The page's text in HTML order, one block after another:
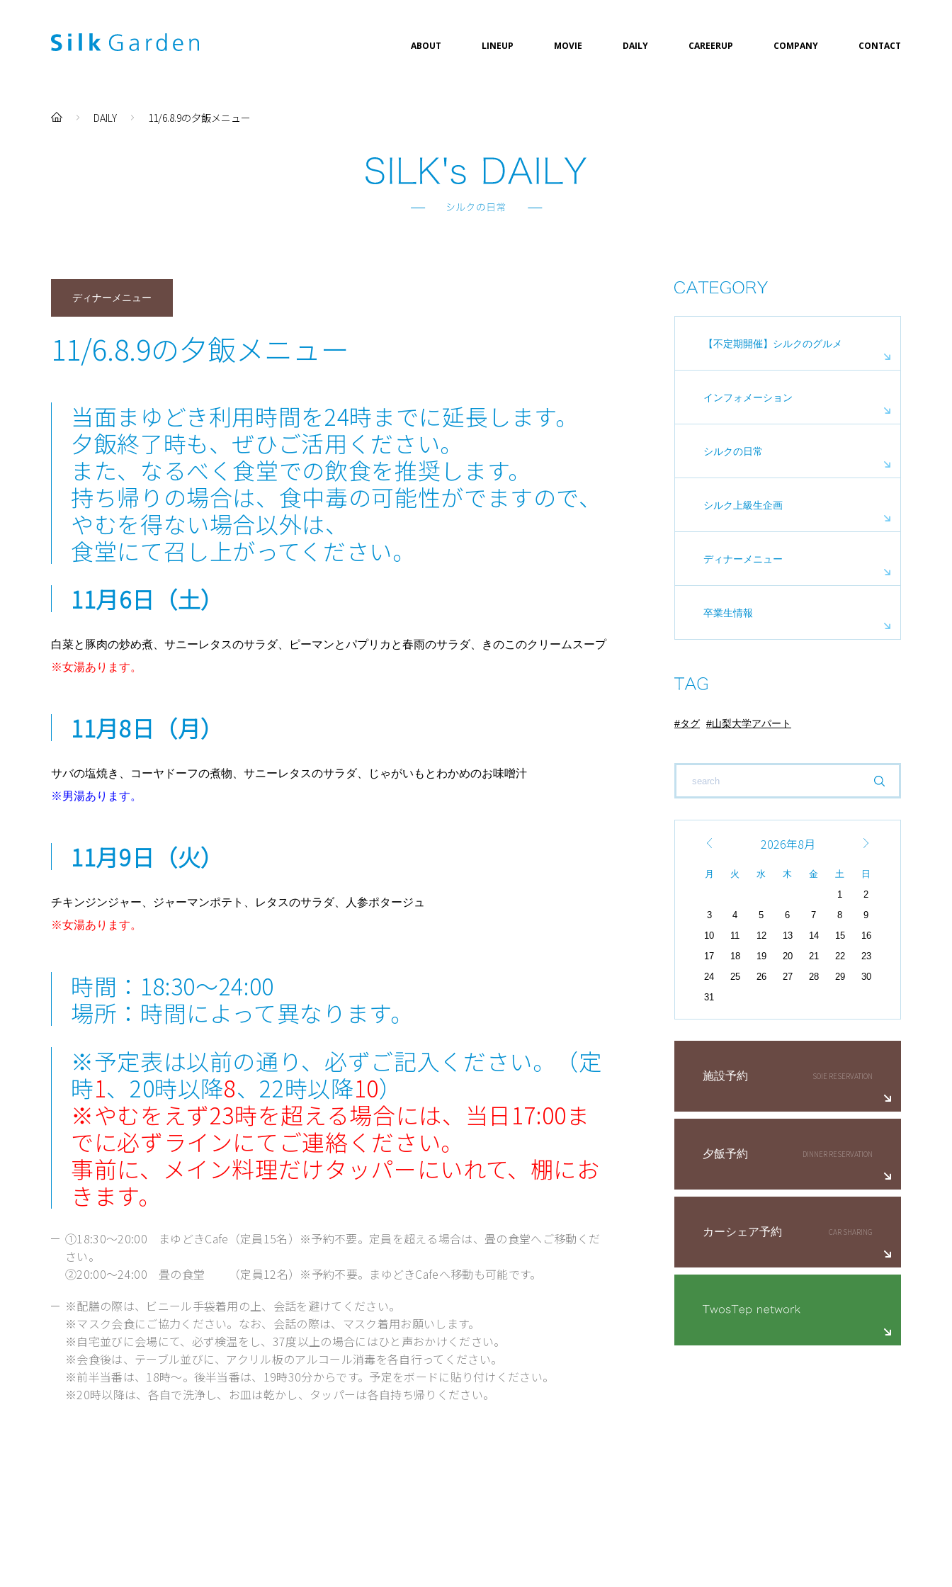
ABOUT LINEUP MOVIE DAILY CAREERUP COMPANY CONTACT
DAILY 11/6.8.9の夕飯メニュー
ディナーメニュー
11/6.8.9の夕飯メニュー
当面まゆどき利用時間を24時までに延長します。
夕飯終了時も、ぜひご活用ください。
また、なるべく食堂での飲食を推奨します。
持ち帰りの場合は、食中毒の可能性がでますので、
やむを得ない場合以外は、
食堂にて召し上がってください。
11月6日 （土）
白菜と豚肉の炒め煮、サニーレタスのサラダ、ピーマンとパプリカと春雨のサラダ、きのこのクリームスープ
※女湯あります。
11月8日 （月）
サバの塩焼き、コーヤドーフの煮物、サニーレタスのサラダ、じゃがいもとわかめのお味噌汁
※男湯あります。
11月9日 （火）
チキンジンジャー、ジャーマンポテト、レタスのサラダ、人参ポタージュ
※女湯あります。
時間：18:30～24:00
場所：時間によって異なります。
※予定表は以前の通り、必ずご記入ください。（定
時1、20時以降8、22時以降10）
※やむをえず23時を超える場合には、当日17:00ま
でに必ずラインにてご連絡ください。
事前に、メイン料理だけタッパーにいれて、棚にお
きます。
①18:30～20:00 まゆどきCafe（定員15名）※予約不要。定員を超える場合は、畳の食堂へご移動くだ
さい。
②20:00～24:00 畳の食堂 （定員12名）※予約不要。まゆどきCafeへ移動も可能です。
※配膳の際は、ビニール手袋着用の上、会話を避けてください。
※マスク会食にご協力ください。なお、会話の際は、マスク着用お願いします。
※自宅並びに会場にて、必ず検温をし、37度以上の場合にはひと声おかけください。
※会食後は、テーブル並びに、アクリル板のアルコール消毒を各自行ってください。
※前半当番は、18時～。後半当番は、19時30分からです。予定をボードに貼り付けください。
※20時以降は、各自で洗浄し、お皿は乾かし、タッパーは各自持ち帰りください。
【不定期開催】シルクのグルメ
インフォメーション
シルクの日常
シルク上級生企画
ディナーメニュー
卒業生情報
タグ 山梨大学アパート
2026年8月
月 火 水 木 金 土
日
1
2
3
4 5 6 7 8
9
10
11 12 13 14 15
16
17
18 19 20 21 22
23
24
25 26 27 28 29
30
31
施設予約
夕飯予約
カーシェア予約